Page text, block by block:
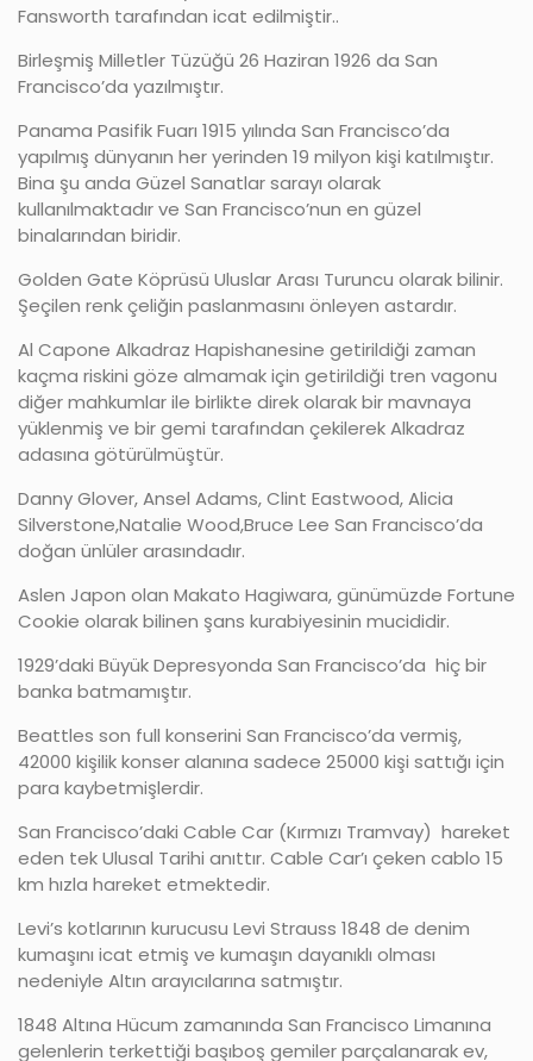
Fansworth tarafından icat edilmiştir..
Birleşmiş Milletler Tüzüğü 26 Haziran 1926 da San
Francisco’da yazılmıştır.
Panama Pasifik Fuarı 1915 yılında San Francisco’da
yapılmış dünyanın her yerinden 19 milyon kişi katılmıştır.
Bina şu anda Güzel Sanatlar sarayı olarak
kullanılmaktadır ve San Francisco’nun en güzel
binalarından biridir.
Golden Gate Köprüsü Uluslar Arası Turuncu olarak bilinir.
Şeçilen renk çeliğin paslanmasını önleyen astardır.
Al Capone Alkadraz Hapishanesine getirildiği zaman
kaçma riskini göze almamak için getirildiği tren vagonu
diğer mahkumlar ile birlikte direk olarak bir mavnaya
yüklenmiş ve bir gemi tarafından çekilerek Alkadraz
adasına götürülmüştür.
Danny Glover, Ansel Adams, Clint Eastwood, Alicia
Silverstone,Natalie Wood,Bruce Lee San Francisco’da
doğan ünlüler arasındadır.
Aslen Japon olan Makato Hagiwara, günümüzde Fortune
Cookie olarak bilinen şans kurabiyesinin mucididir.
1929’daki Büyük Depresyonda San Francisco’da hiç bir
banka batmamıştır.
Beattles son full konserini San Francisco’da vermiş,
42000 kişilik konser alanına sadece 25000 kişi sattığı için
para kaybetmişlerdir.
San Francisco’daki Cable Car (Kırmızı Tramvay) hareket
eden tek Ulusal Tarihi anıttır. Cable Car’ı çeken cablo 15
km hızla hareket etmektedir.
Levi’s kotlarının kurucusu Levi Strauss 1848 de denim
kumaşını icat etmiş ve kumaşın dayanıklı olması
nedeniyle Altın arayıcılarına satmıştır.
1848 Altına Hücum zamanında San Francisco Limanına
gelenlerin terkettiği başıboş gemiler parçalanarak ev,